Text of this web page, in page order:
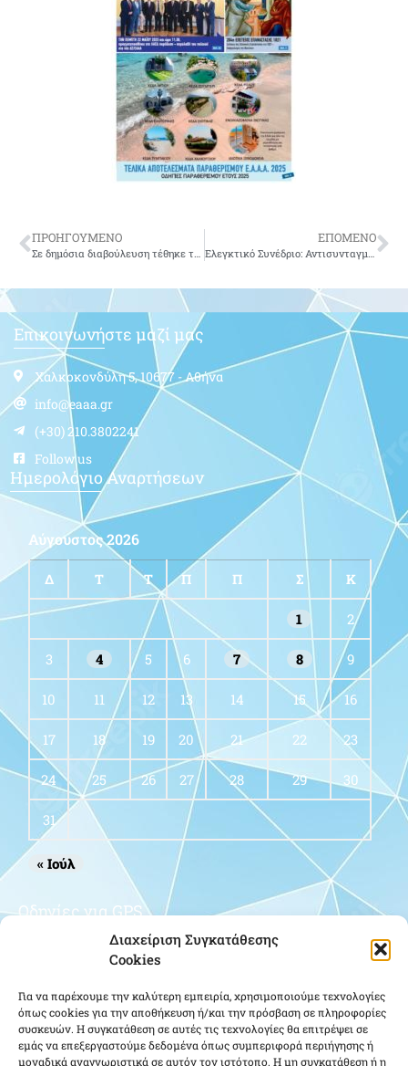
Διαχείριση Συγκατάθεσης
Cookies
Για να παρέχουμε την καλύτερη εμπειρία, χρησιμοποιούμε τεχνολογίες
όπως cookies για την αποθήκευση ή/και την πρόσβαση σε πληροφορίες
συσκευών. Η συγκατάθεση σε αυτές τις τεχνολογίες θα επιτρέψει σε
εμάς να επεξεργαστούμε δεδομένα όπως συμπεριφορά περιήγησης ή
μοναδικά αναγνωριστικά σε αυτόν τον ιστότοπο. Η μη συγκατάθεση ή η
ΠΡΟΗΓΟΥΜΕΝΟ ΕΠΟΜΕΝΟ
Επικοινωνήστε μαζί μας
Χαλκοκονδύλη 5, 10677 - Αθήνα
info@eaaa.gr
(+30) 210.3802241
Follow us
Ημερολόγιο Αναρτήσεων
Αύγουστος 2026
Δ Τ Τ Π Π Σ Κ
1 2
3 4 5 6 7 8 9
10 11 12 13 14 15 16
17 18 19 20 21 22 23
24 25 26 27 28 29 30
31
« Ιούλ
Οδηγίες για GPS